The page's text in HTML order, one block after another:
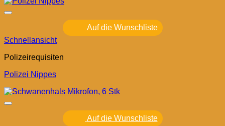
Auf die Wunschliste
Schnellansicht
Polizeirequisiten
Polizei Nippes
Auf die Wunschliste